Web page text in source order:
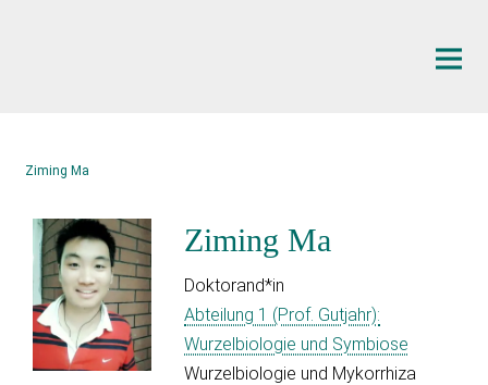
Ziming Ma
Ziming Ma
Doktorand*in
Abteilung 1 (Prof. Gutjahr):
Wurzelbiologie und Symbiose
Wurzelbiologie und Mykorrhiza